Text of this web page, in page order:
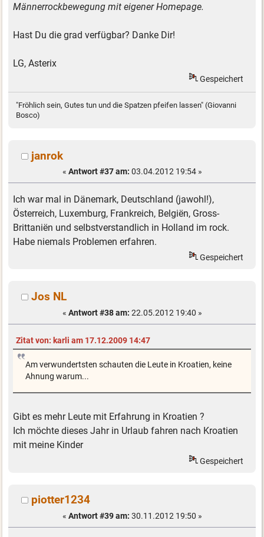
Männerrockbewegung mit eigener Homepage.
Hast Du die grad verfügbar? Danke Dir!
LG, Asterix
Gespeichert
"Fröhlich sein, Gutes tun und die Spatzen pfeifen lassen" (Giovanni
Bosco)
janrok
« Antwort #37 am: 03.04.2012 19:54 »
Ich war mal in Dänemark, Deutschland (jawohl!),
Österreich, Luxemburg, Frankreich, Belgiën, Gross-
Brittaniën und selbstverstandlich in Holland im rock.
Habe niemals Problemen erfahren.
Gespeichert
Jos NL
« Antwort #38 am: 22.05.2012 19:40 »
Zitat von: karli am 17.12.2009 14:47
Am verwundertsten schauten die Leute in Kroatien, keine
Ahnung warum...
Gibt es mehr Leute mit Erfahrung in Kroatien ?
Ich möchte dieses Jahr in Urlaub fahren nach Kroatien
mit meine Kinder
Gespeichert
piotter1234
« Antwort #39 am: 30.11.2012 19:50 »